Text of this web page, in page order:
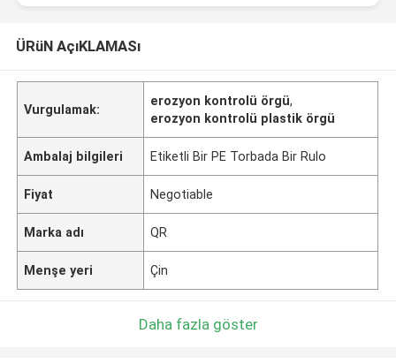
ÜRüN AçıKLAMASı
Vurgulamak:
erozyon kontrolü örgü,
erozyon kontrolü plastik örgü
Ambalaj bilgileri Etiketli Bir PE Torbada Bir Rulo
Fiyat Negotiable
Marka adı QR
Menşe yeri Çin
Daha fazla göster